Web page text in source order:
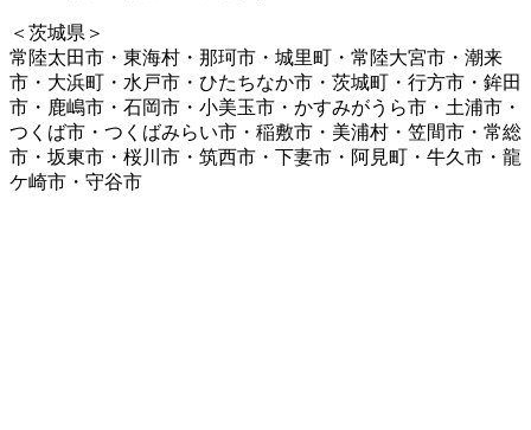
＜茨城県＞
常陸太田市・東海村・那珂市・城里町・常陸大宮市・潮来
市・大浜町・水戸市・ひたちなか市・茨城町・行方市・鉾田
市・鹿嶋市・石岡市・小美玉市・かすみがうら市・土浦市・
つくば市・つくばみらい市・稲敷市・美浦村・笠間市・常総
市・坂東市・桜川市・筑西市・下妻市・阿見町・牛久市・龍
ケ崎市・守谷市